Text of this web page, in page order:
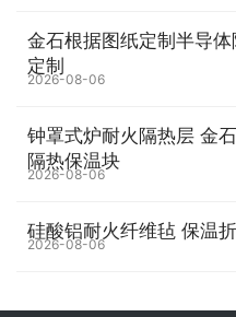
金石根据图纸定制半导
定制
2026-08-06
钟罩式炉耐火隔热层 金
隔热保温块
2026-08-06
硅酸铝耐
2026-08-06